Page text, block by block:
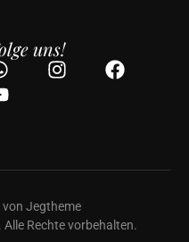
uns!
von Jegtheme
Rechte vorbehalten.